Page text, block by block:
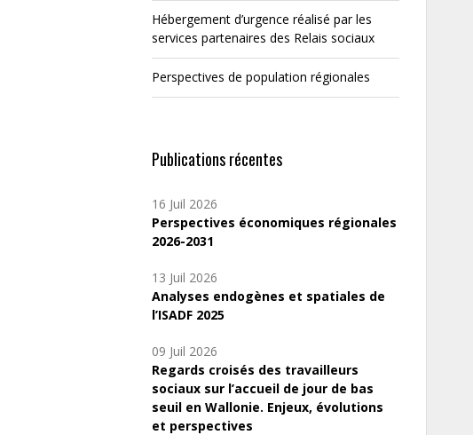
Hébergement d’urgence réalisé par les
services partenaires des Relais sociaux
Perspectives de population régionales
Publications récentes
16 Juil 2026
Perspectives économiques régionales
2026-2031
13 Juil 2026
Analyses endogènes et spatiales de
l’ISADF 2025
09 Juil 2026
Regards croisés des travailleurs
sociaux sur l’accueil de jour de bas
seuil en Wallonie. Enjeux, évolutions
et perspectives